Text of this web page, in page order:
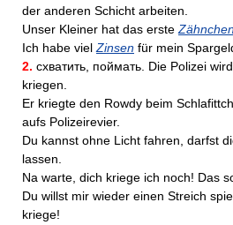
der anderen Schicht arbeiten.
Unser Kleiner hat das erste
Ich habe viel Zinsen für mein
2. схватить, поймать. Die Polizei
kriegen.
Er kriegte den Rowdy beim
aufs Polizeirevier.
Du kannst ohne Licht fahren, darfst
lassen.
Na warte, dich kriege ich noch! Das
Du willst mir wieder einen Streich
kriege!